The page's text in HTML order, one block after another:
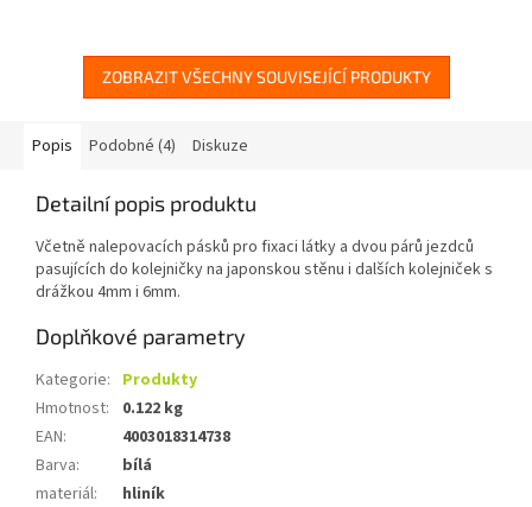
ZOBRAZIT VŠECHNY SOUVISEJÍCÍ PRODUKTY
Popis Podobné (4) Diskuze
Detailní popis produktu
Včetně nalepovacích pásků pro fixaci látky a dvou párů jezdců
pasujících do kolejničky na japonskou stěnu i dalších kolejniček s
drážkou 4mm i 6mm.
Doplňkové parametry
Kategorie: Produkty
Hmotnost:
0.122 kg
EAN:
4003018314738
Barva:
bílá
materiál:
hliník